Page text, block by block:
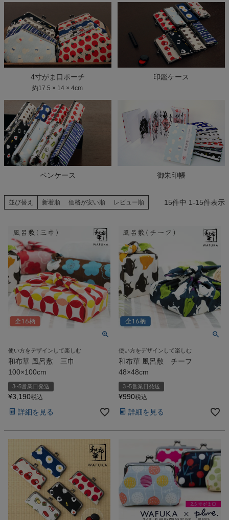
4寸がま口ポーチ
約17.5 × 14 × 4cm
印鑑ケース
ペンケース 御朱印帳
並び替え 新着順 価格が安い順 レビュー順 15件中 1-15件表示
使い方をデザインして楽しむ
和布華 風呂敷 三巾
100×100cm
3~5営業日発送
¥3,190税込
詳細を見る
使い方をデザインして楽しむ
和布華 風呂敷 チーフ
48×48cm
3~5営業日発送
¥990税込
詳細を見る